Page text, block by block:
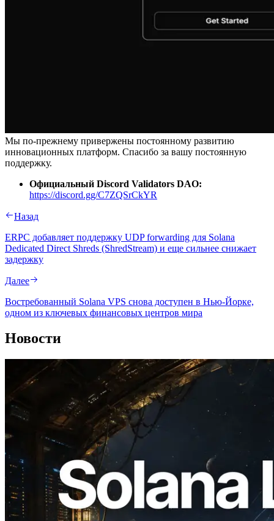
Мы по-прежнему привержены постоянному развитию
инновационных платформ. Спасибо за вашу постоянную
поддержку.
Официальный Discord Validators DAO:
https://discord.gg/C7ZQSrCkYR
Назад
ERPC добавляет поддержку UDP forwarding для Solana
Dedicated Direct Shreds (ShredStream) и еще сильнее снижает
задержку
Далее
Востребованный Solana VPS снова доступен в Нью-Йорке,
одном из ключевых финансовых центров мира
Новости
2026.08.05